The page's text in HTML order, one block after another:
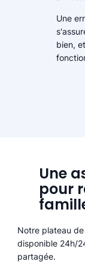
Une
bien,
Une
pour
Notre plateau
disponible 24h/
partagée.